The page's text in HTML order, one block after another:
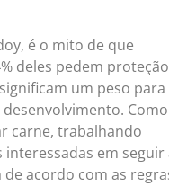
é o mito de que
deles pedem
um peso para
Como
carne, trabalhando
em seguir
acordo com as